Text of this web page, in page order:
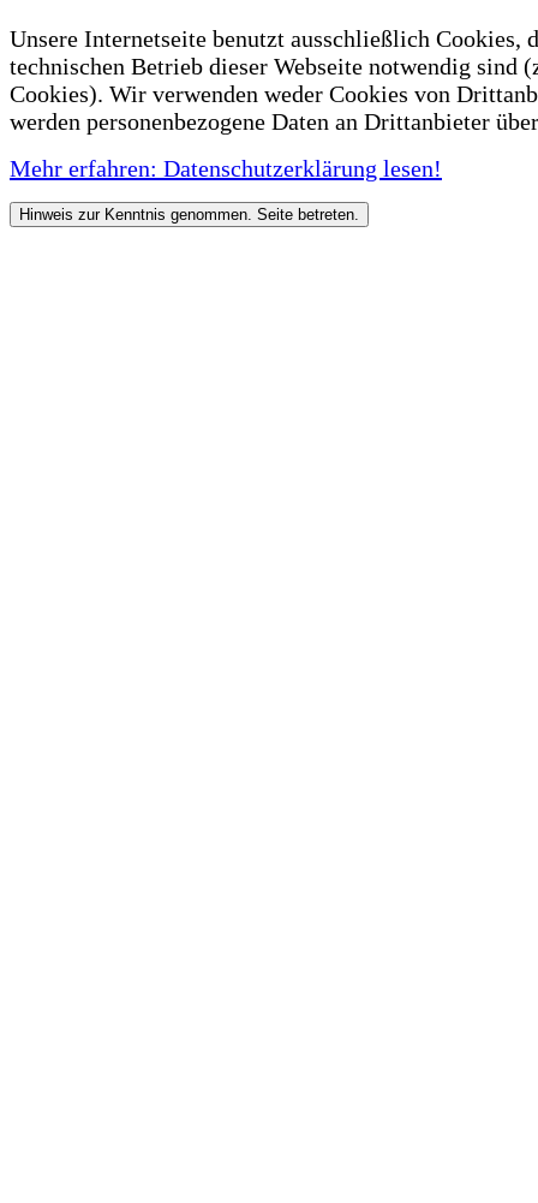
Unsere Internetseite benutzt ausschließlich Cookies,
technischen Betrieb dieser Webseite notwendig sind
Cookies). Wir verwenden weder Cookies von
werden personenbezogene Daten an Drittanbieter
Mehr erfahren: Datenschutzerklärung lesen!
Hinweis zur Kenntnis genommen. Seite betreten.